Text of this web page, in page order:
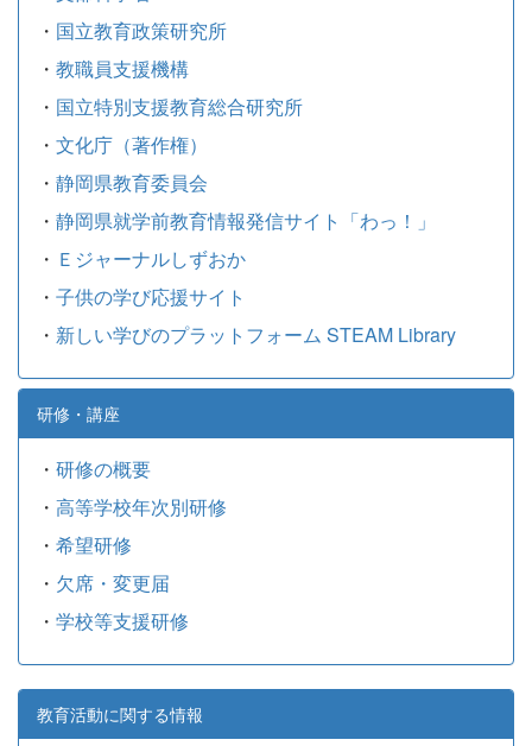
・ 国立教育政策研究所
・ 教職員支援機構
・ 国立特別支援教育総合研究所
・ 文化庁（著作権）
・ 静岡県教育委員会
・ 静岡県就学前教育情報発信サイト「わっ！」
・ Ｅジャーナルしずおか
・ 子供の学び応援サイト
・ 新しい学びのプラットフォーム STEAM Library
研修・講座
・ 研修の概要
・ 高等学校年次別研修
・ 希望研修
・ 欠席・変更届
・ 学校等支援研修
教育活動に関する情報